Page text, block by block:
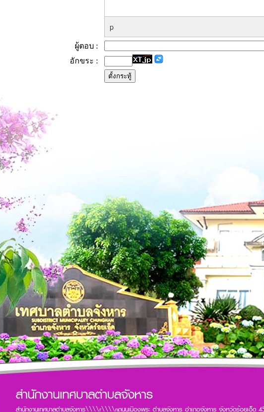
p
ผู้ตอบ :
อักขระ :
สำนักงานเทศบาลตำบลจังหาร
สำนักงานเทศบาลตำบลจังหาร\\\\r\\\\nถนนเมืองพระ ตำบลจังหาร อำเภอจังหาร จังหวัดร้อยเอ็ด